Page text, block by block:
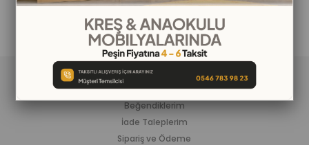
ALIŞVERİŞ BİLGİLERİ
Siparişlerim
Beğendiklerim
İade Taleplerim
Sipariş ve Ödeme